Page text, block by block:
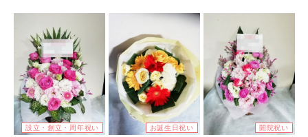
設立・創立・周年祝い お誕生日祝い 開院祝い